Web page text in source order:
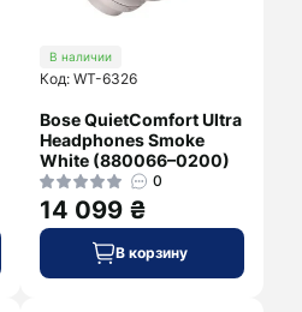
В наличии
Код: WT-6326
Bose QuietComfort Ultra
Headphones Smoke
White (880066–0200)
0
14 099 ₴
В корзину